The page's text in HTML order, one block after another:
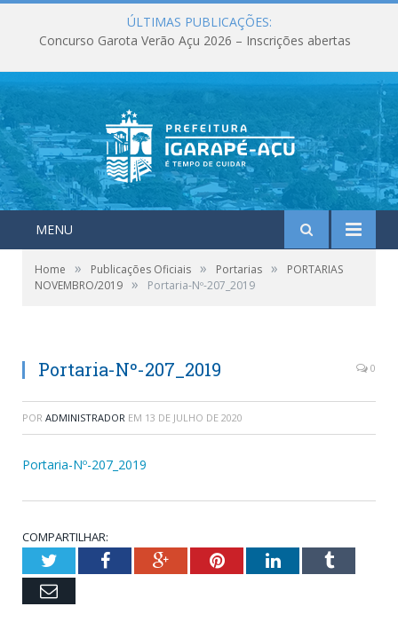
ÚLTIMAS PUBLICAÇÕES:
Concurso Garota Verão Açu 2026 – Inscrições abertas
MENU
Home » Publicações Oficiais » Portarias »
PORTARIAS
NOVEMBRO/2019 » Portaria-Nº-207_2019
Portaria-Nº-207_2019 0
POR ADMINISTRADOR EM 13 DE JULHO DE 2020
Portaria-Nº-207_2019
COMPARTILHAR:
TwitterFacebookGoogle+PinterestLinkedInTumblr
Email